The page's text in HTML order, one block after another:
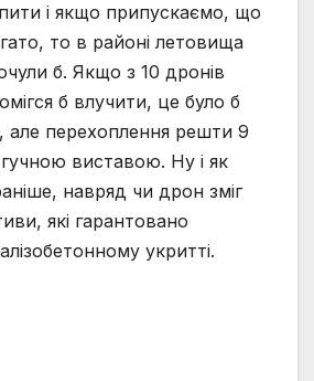
і якщо припускаємо, що
то в районі летовища
б. Якщо з 10 дронів
б влучити, це було б
але перехоплення решти 9
виставою. Ну і як
навряд чи дрон зміг
які гарантовано
укритті.